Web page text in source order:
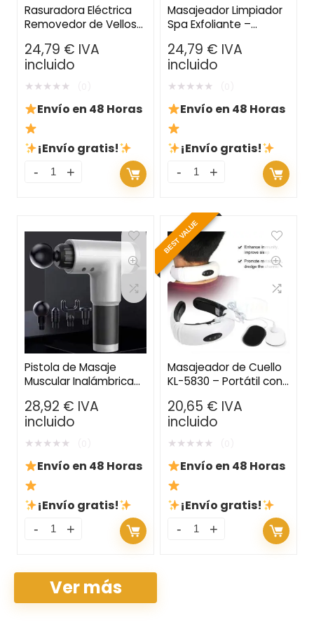
Rasuradora Eléctrica
Removedor de Vellos
Nariz, Barba y Cejas
24,79 € IVA
incluido
★★★★★
Envío en 48 Horas
¡Envío gratis!
Masajeador Limpiador
Spa Exfoliante –
para Cuidado de los
Pies
24,79 € IVA
incluido
★★★★★
Envío en 48 Horas
¡Envío gratis!
Pistola de Masaje
Muscular Inalámbrica
Alivio de Dolor y
Relajación en
Cualquier Lugar
28,92 € IVA
incluido
★★★★★
Envío en 48 Horas
¡Envío gratis!
BEST VALUE
Masajeador de Cuello
KL-5830 – Portátil con
Cuidado Cervical
20,65 € IVA
incluido
★★★★★
Envío en 48 Horas
¡Envío gratis!
Ver más